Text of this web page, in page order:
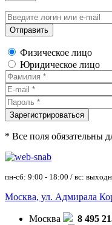
Физическое лицо
Юридическое лицо
* Все поля обязательны
пн-сб: 9:00 - 18:00 / вс:
Москва, ул. Адмирала
Москва
8 495